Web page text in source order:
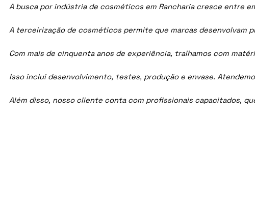
A busca por indústria de cosméticos em Ranchariacresce entre
A terceirização de cosméticos permite que marcas
Com mais de cinquenta anos de experiência, tralhamos com
Isso inclui desenvolvimento, testes, produção e envase.
Além disso, nosso cliente conta com profissionais capacitados,